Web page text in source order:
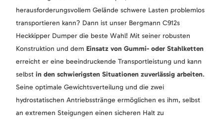
herausforderungsvollem Gelände schwere Lasten problemlos
transportieren kann? Dann ist unser Bergmann C912s
Heckkipper Dumper die beste Wahl! Mit seiner robusten
Konstruktion und dem Einsatz von Gummi- oder Stahlketten
erreicht er eine beeindruckende Transportleistung und kann
selbst in den schwierigsten Situationen zuverlässig arbeiten.
Seine optimale Gewichtsverteilung und die zwei
hydrostatischen Antriebsstränge ermöglichen es ihm, selbst
an extremen Steigungen einen sicheren Halt zu